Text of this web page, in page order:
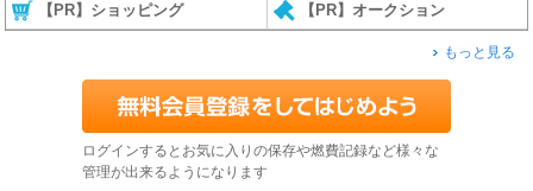
【PR】ショッピング 【PR】オークション
もっと見る
ログインするとお気に入りの保存や燃費記録など様々な
管理が出来るようになります